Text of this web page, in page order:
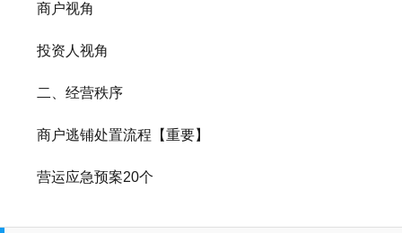
商户视角
投资人视角
二、经营秩序
商户逃铺处置流程【重要】
营运应急预案20个